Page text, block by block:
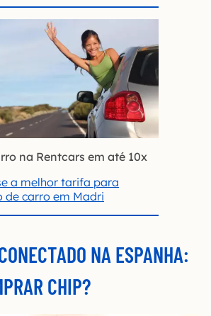
na Rentcars em até 10x
a melhor tarifa para
de carro em Madri
NA ESPANHA:
CHIP?